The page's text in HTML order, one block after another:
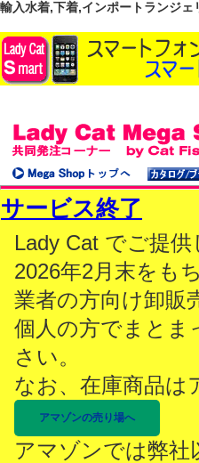
輸入水着,下着,インポートランジ
サービス終了
Lady Cat でご提
2026年2月末をも
業者の方向け卸販
個人の方でまとま
さい。
なお、在庫商品は
アマゾンの売り場へ
アマゾンでは弊社